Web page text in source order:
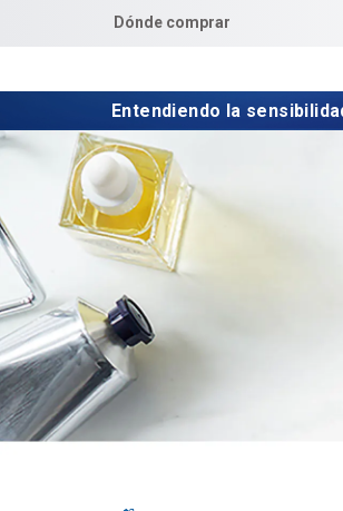
Dónde comprar
Entendiendo la